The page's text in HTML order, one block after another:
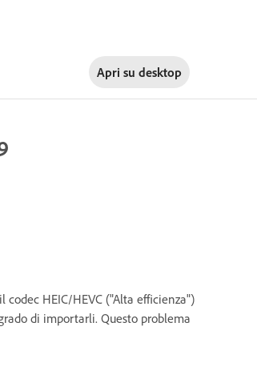
Apri su desktop
HEIC/HEVC ("Alta efficienza")
di importarli. Questo problema